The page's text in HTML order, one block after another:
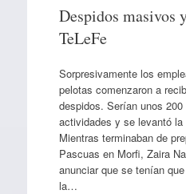
Despidos masivos
TeLeFe
Sorpresivamente los
pelotas comenzaron a
despidos. Serían unos
actividades y se levantó la
Mientras terminaban de
Pascuas en Morfi, Zaira
anunciar que se tenían
la…